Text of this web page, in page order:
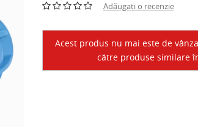
Adăugați o recenzie
Acest produs nu mai este de
către produse similare